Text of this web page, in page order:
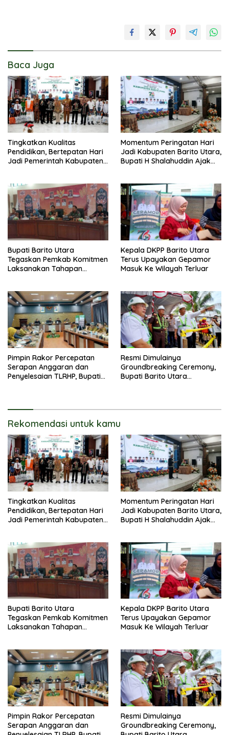
Baca Juga
Tingkatkan Kualitas
Pendidikan, Bertepatan Hari
Jadi Pemerintah Kabupaten
Momentum Peringatan Hari
Jadi Kabupaten Barito Utara,
Bupati H Shalahuddin Ajak
Daerah
Bupati Barito Utara
Tegaskan Pemkab Komitmen
Laksanakan Tahapan
Kepala DKPP Barito Utara
Terus Upayakan Gepamor
Masuk Ke Wilayah Terluar
Pimpin Rakor Percepatan
Serapan Anggaran dan
Penyelesaian TLRHP, Bupati
Resmi Dimulainya
Groundbreaking Ceremony,
Bupati Barito Utara
Rekomendasi untuk kamu
Tingkatkan Kualitas
Pendidikan, Bertepatan Hari
Jadi Pemerintah Kabupaten
Momentum Peringatan Hari
Jadi Kabupaten Barito Utara,
Bupati H Shalahuddin Ajak
Daerah
Bupati Barito Utara
Tegaskan Pemkab Komitmen
Laksanakan Tahapan
Kepala DKPP Barito Utara
Terus Upayakan Gepamor
Masuk Ke Wilayah Terluar
Pimpin Rakor Percepatan
Serapan Anggaran dan
Resmi Dimulainya
Groundbreaking Ceremony,